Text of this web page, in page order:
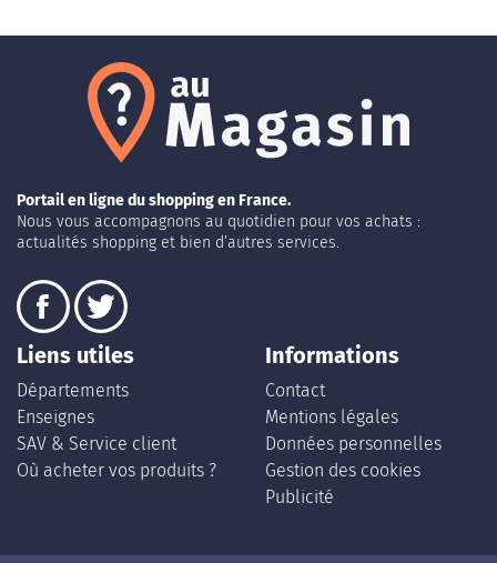
Portail en ligne du shopping en France.
Nous vous accompagnons au quotidien pour vos achats :
actualités shopping et bien d’autres services.
Liens utiles
Départements
Enseignes
SAV & Service client
Où acheter vos produits ?
Informations
Contact
Mentions légales
Données personnelles
Gestion des cookies
Publicité